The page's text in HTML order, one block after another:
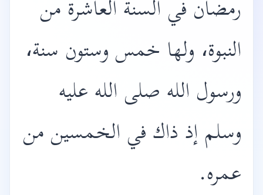
رمضان في السنة العاشرة من
النبوة، ولها خمس وستون سنة،
ورسول الله صلى الله عليه
وسلم إذ ذاك في الخمسين من
عمره.